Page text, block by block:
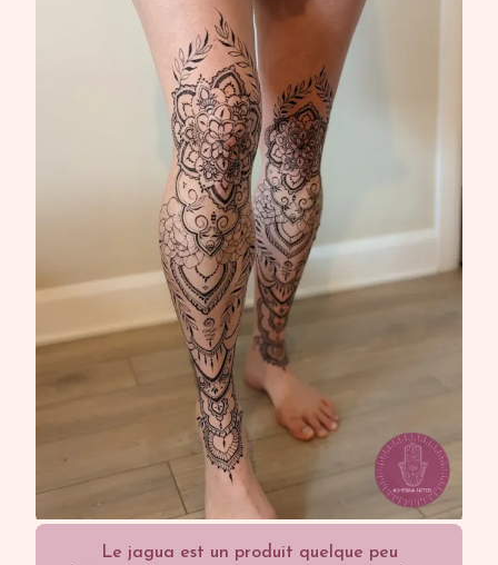
Le jagua est un produit quelque peu